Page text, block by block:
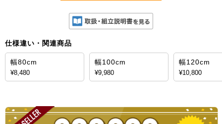
仕様違い・関連商品
幅80cm
¥8,480
幅100cm
¥9,980
幅120cm
¥10,800